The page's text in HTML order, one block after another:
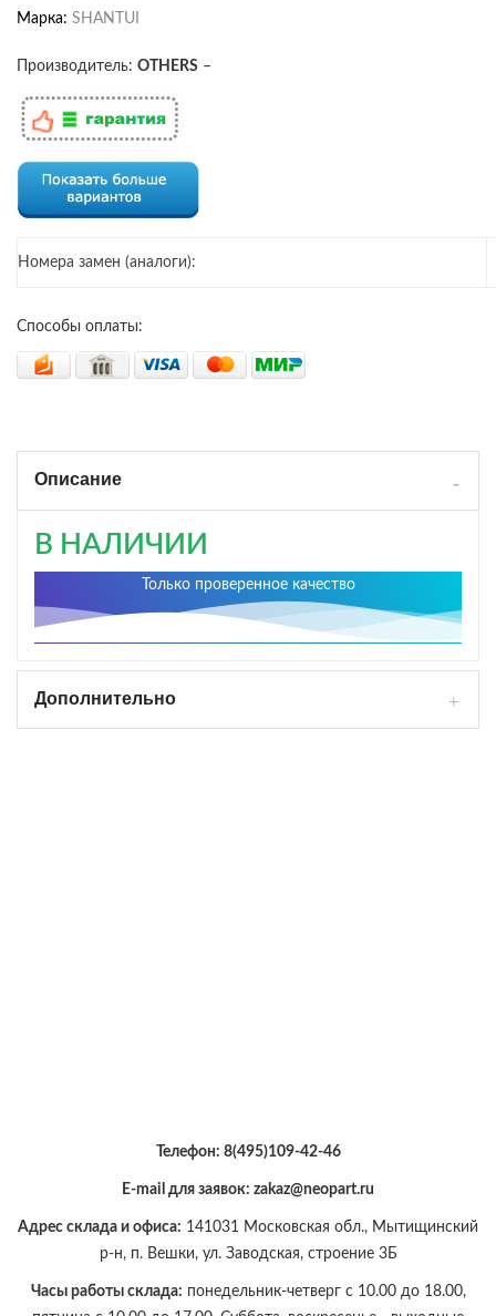
Марка: SHANTUI
Производитель: OTHERS –
Номера замен (аналоги):
Способы оплаты:
Описание
В НАЛИЧИИ
Только проверенное качество
Дополнительно
Телефон: 8(495)109-42-46
E-mail для заявок: zakaz@neopart.ru
Адрес склада и офиса: 141031 Московская обл., Мытищинский
р-н, п. Вешки, ул. Заводская, строение 3Б
Часы работы склада: понедельник-четверг с 10.00 до 18.00,